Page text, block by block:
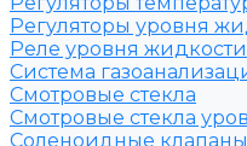
Регуляторы уровня
Реле уровня жидкости
Система
Смотровые стекла
Смотровые стекла
Соленоидные